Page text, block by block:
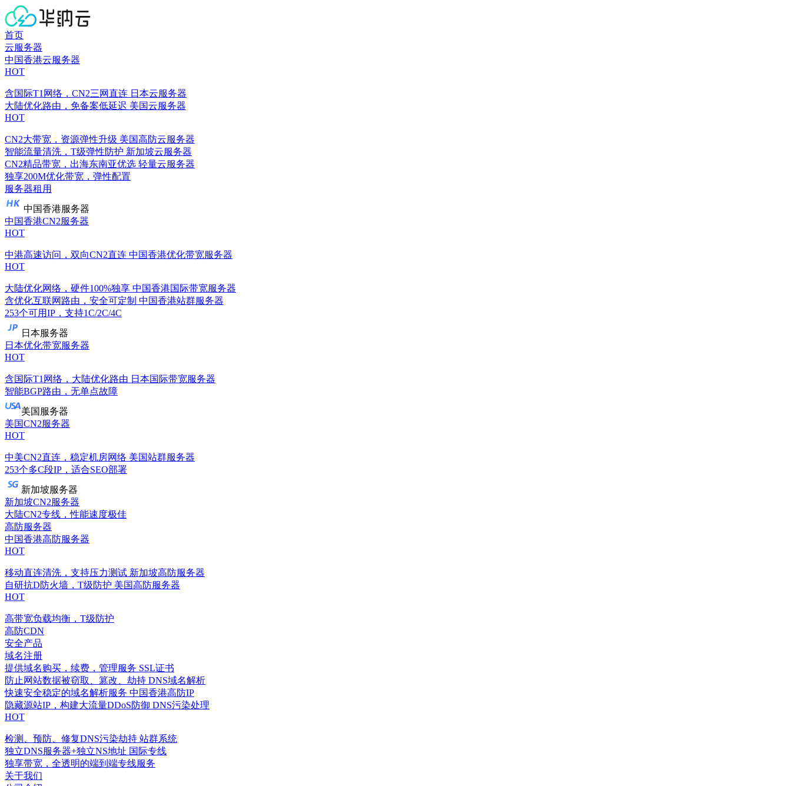
首页
云服务器
中国香港云服务器
HOT
含国际T1网络，CN2三网直连 日本云服务器
大陆优化路由，免备案低延迟 美国云服务器
HOT
CN2大带宽，资源弹性升级 美国高防云服务器
智能流量清洗，T级弹性防护 新加坡云服务器
CN2精品带宽，出海东南亚优选 轻量云服务器
独享200M优化带宽，弹性配置
服务器租用
中国香港服务器
中国香港CN2服务器
HOT
中港高速访问，双向CN2直连 中国香港优化带宽服务器
HOT
大陆优化网络，硬件100%独享 中国香港国际带宽服务器
含优化互联网路由，安全可定制 中国香港站群服务器
253个可用IP，支持1C/2C/4C
日本服务器
日本优化带宽服务器
HOT
含国际T1网络，大陆优化路由 日本国际带宽服务器
智能BGP路由，无单点故障
美国服务器
美国CN2服务器
HOT
中美CN2直连，稳定机房网络 美国站群服务器
253个多C段IP，适合SEO部署
新加坡服务器
新加坡CN2服务器
大陆CN2专线，性能速度极佳
高防服务器
中国香港高防服务器
HOT
移动直连清洗，支持压力测试 新加坡高防服务器
自研抗D防火墙，T级防护 美国高防服务器
HOT
高带宽负载均衡，T级防护
高防CDN
安全产品
域名注册
提供域名购买，续费，管理服务 SSL证书
防止网站数据被窃取、篡改、劫持 DNS域名解析
快速安全稳定的域名解析服务 中国香港高防IP
隐藏源站IP，构建大流量DDoS防御 DNS污染处理
HOT
检测、预防、修复DNS污染劫持 站群系统
独立DNS服务器+独立NS地址 国际专线
独享带宽，全透明的端到端专线服务
关于我们